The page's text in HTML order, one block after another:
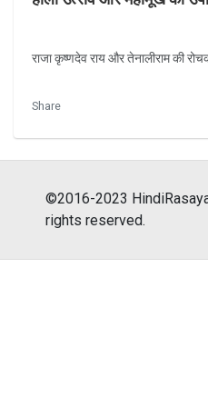
राजा कृष्णदेव राय और तेनालीराम की
Share
©2016-2023
rights reserved.